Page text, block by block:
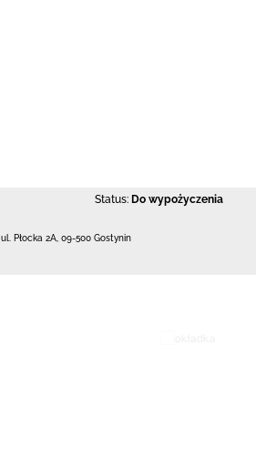
Status: Do wypożyczenia
ul. Płocka 2A 09-500 Gostynin